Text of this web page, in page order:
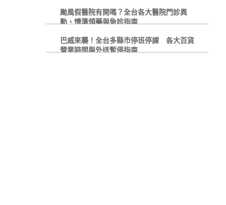
颱風假醫院有開嗎？全台各大醫院門診異
動、慢箋領藥與急診指南
巴威來襲！全台多縣市停班停課 各大百貨
營業時間與外送暫停指南